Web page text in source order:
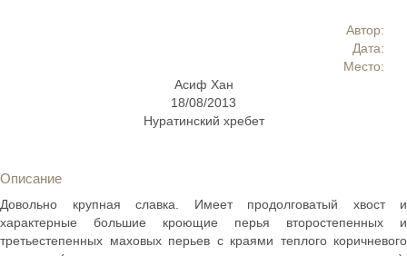
Автор:
Дата:
Место:
Асиф Хан
18/08/2013
Нуратинский хребет
Описание
Довольно крупная славка. Имеет продолговатый хвост и
характерные большие кроющие перья второстепенных и
третьестепенных маховых перьев с краями теплого коричневого